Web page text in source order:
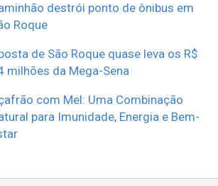
destrói ponto de ônibus em
Roque
de São Roque quase leva os R$
milhões da Mega-Sena
com Mel: Uma Combinação
para Imunidade, Energia e Bem-